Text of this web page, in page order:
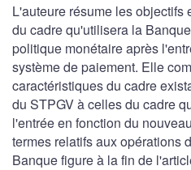
L'auteure résume les
du cadre qu'utilisera la
politique monétaire après
système de paiement. Elle
caractéristiques du cadre
du STPGV à celles du cadre
l'entrée en fonction du
termes relatifs aux opérations
Banque figure à la fin de